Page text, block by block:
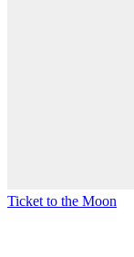
Ticket to the Moon